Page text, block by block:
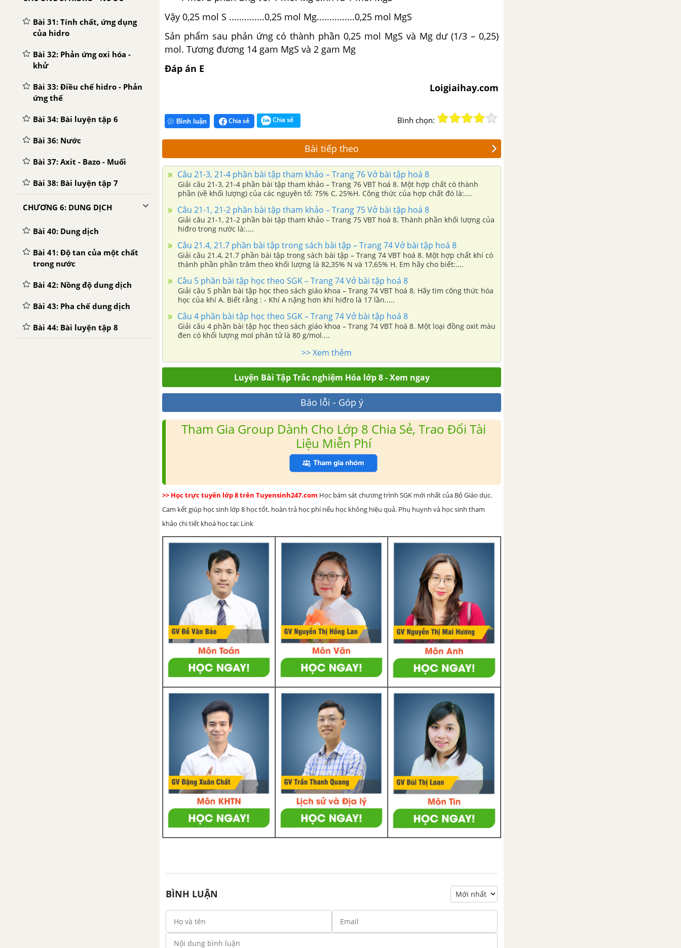
Bài 31: Tính chất, ứng dụng
của hidro
Bài 32: Phản ứng oxi hóa -
khử
Bài 33: Điều chế hidro - Phản
ứng thế
Bài 34: Bài luyện tập 6
Bài 36: Nước
Bài 37: Axit - Bazo - Muối
Bài 38: Bài luyện tập 7
CHƯƠNG 6: DUNG DỊCH
Bài 40: Dung dịch
Bài 41: Độ tan của một chất
trong nước
Bài 42: Nồng độ dung dịch
Bài 43: Pha chế dung dịch
Bài 44: Bài luyện tập 8
Vậy 0,25 mol S ..............0,25 mol Mg...............0,25 mol MgS
Sản phẩm sau phản ứng có thành phần 0,25 mol MgS và Mg dư (1/3 – 0,25)
mol. Tương đương 14 gam MgS và 2 gam Mg
Đáp án E
Loigiaihay.com
Bình luận Chia sẻ Chia sẻ Bình chọn:
Bài tiếp theo
Câu 21-3, 21-4 phần bài tập tham khảo – Trang 76 Vở bài tập hoá 8
Giải câu 21-3, 21-4 phần bài tập tham khảo – Trang 76 VBT hoá 8. Một hợp chất có thành
phần (về khối lượng) của các nguyên tố: 75% C, 25%H. Công thức của hợp chất đó là:....
Câu 21-1, 21-2 phần bài tập tham khảo – Trang 75 Vở bài tập hoá 8
Giải câu 21-1, 21-2 phần bài tập tham khảo – Trang 75 VBT hoá 8. Thành phần khối lượng của
hiđro trong nước là:....
Câu 21.4, 21.7 phần bài tập trong sách bài tập – Trang 74 Vở bài tập hoá 8
Giải câu 21.4, 21.7 phần bài tập trong sách bài tập – Trang 74 VBT hoá 8. Một hợp chất khí có
thành phần phần trăm theo khối lượng là 82,35% N và 17,65% H. Em hãy cho biết:....
Câu 5 phần bài tập học theo SGK – Trang 74 Vở bài tập hoá 8
Giải câu 5 phần bài tập học theo sách giáo khoa – Trang 74 VBT hoá 8. Hãy tìm công thức hóa
học của khí A. Biết rằng : - Khí A nặng hơn khí hiđro là 17 lần.....
Câu 4 phần bài tập học theo SGK – Trang 74 Vở bài tập hoá 8
Giải câu 4 phần bài tập học theo sách giáo khoa – Trang 74 VBT hoá 8. Một loại đồng oxit màu
đen có khối lượng mol phân tử là 80 g/mol....
>> Xem thêm
Luyện Bài Tập Trắc nghiệm Hóa lớp 8 - Xem ngay
Báo lỗi - Góp ý
Tham Gia Group Dành Cho Lớp 8 Chia Sẻ, Trao Đổi Tài
Liệu Miễn Phí
>> Học trực tuyến lớp 8 trên Tuyensinh247.com Học bám sát chương trình SGK mới nhất của Bộ Giáo dục.
Cam kết giúp học sinh lớp 8 học tốt, hoàn trả học phí nếu học không hiệu quả. Phụ huynh và học sinh tham
khảo chi tiết khoá học tại: Link
BÌNH LUẬN